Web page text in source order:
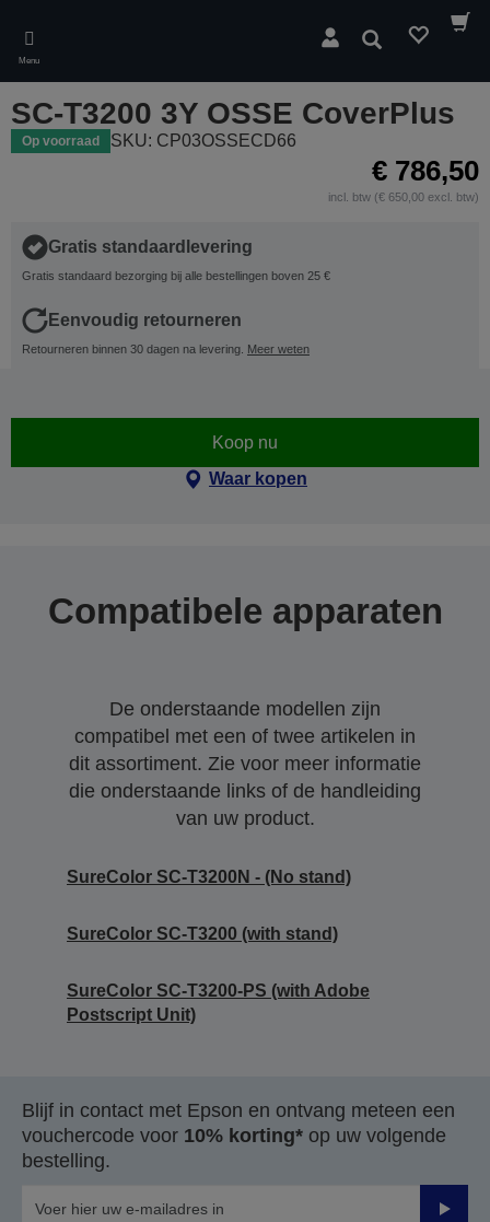
main
content
Menu
Zoeken
SC-T3200 3Y OSSE CoverPlus
Op voorraad SKU: CP03OSSECD66
€ 786,50
incl. btw (€ 650,00 excl. btw)
Gratis standaardlevering
Gratis standaard bezorging bij alle bestellingen boven 25 €
Eenvoudig retourneren
Retourneren binnen 30 dagen na levering. Meer weten
Koop nu
Waar kopen
Compatibele apparaten
De onderstaande modellen zijn
compatibel met een of twee artikelen in
dit assortiment. Zie voor meer informatie
die onderstaande links of de handleiding
van uw product.
SureColor SC-T3200N - (No stand)
SureColor SC-T3200 (with stand)
SureColor SC-T3200-PS (with Adobe
Postscript Unit)
Blijf in contact met Epson en ontvang meteen een
vouchercode voor 10% korting* op uw volgende
bestelling.